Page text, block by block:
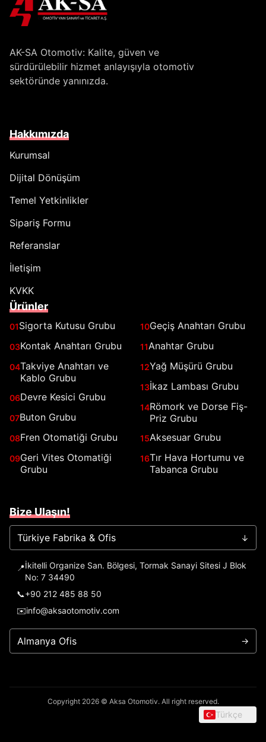
AK-SA Otomotiv: Kalite, güven ve
sürdürülebilir hizmet anlayışıyla otomotiv
sektöründe yanınızda.
Hakkımızda
Kurumsal
Dijital Dönüşüm
Temel Yetkinlikler
Sipariş Formu
Referanslar
İletişim
KVKK
Ürünler
01Sigorta Kutusu Grubu
03Kontak Anahtarı Grubu
04Takviye Anahtarı ve
Kablo Grubu
06Devre Kesici Grubu
07Buton Grubu
08Fren Otomatiği Grubu
09Geri Vites Otomatiği
Grubu
10Geçiş Anahtarı Grubu
11Anahtar Grubu
12Yağ Müşürü Grubu
13İkaz Lambası Grubu
14Römork ve Dorse Fiş-
Priz Grubu
15Aksesuar Grubu
16Tır Hava Hortumu ve
Tabanca Grubu
Bize Ulaşın!
Türkiye Fabrika & Ofis →
📍İkitelli Organize San. Bölgesi, Tormak Sanayi Sitesi J Blok
No: 7 34490
📞+90 212 485 88 50
✉️info@aksaotomotiv.com
Almanya Ofis →
Copyright 2026 © Aksa Otomotiv. All right reserved.
Türkçe